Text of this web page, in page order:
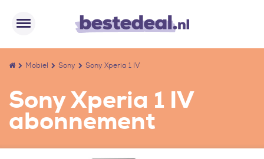
Mobiel Sony Sony Xperia 1 IV
Sony Xperia 1 IV
abonnement